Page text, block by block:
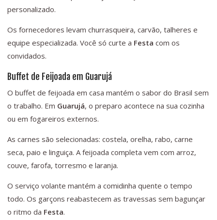
personalizado.
Os fornecedores levam churrasqueira, carvão, talheres e
equipe especializada. Você só curte a Festa com os
convidados.
Buffet de Feijoada em Guarujá
O buffet de feijoada em casa mantém o sabor do Brasil sem
o trabalho. Em Guarujá, o preparo acontece na sua cozinha
ou em fogareiros externos.
As carnes são selecionadas: costela, orelha, rabo, carne
seca, paio e linguiça. A feijoada completa vem com arroz,
couve, farofa, torresmo e laranja.
O serviço volante mantém a comidinha quente o tempo
todo. Os garçons reabastecem as travessas sem bagunçar
o ritmo da Festa.